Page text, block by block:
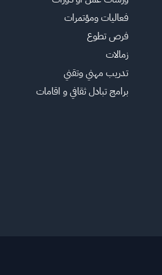
فعاليات ومؤتمرات
فرص تطوع
زمالات
تدريب مهني وتقني
برامج تبادل ثقافي و اقامات